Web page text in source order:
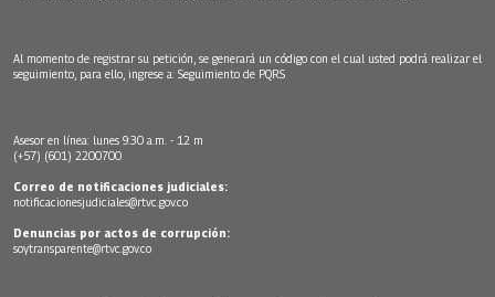
Al momento de registrar su petición, se generará un código con el cual usted podrá realizar el
seguimiento, para ello, ingrese a: Seguimiento de PQRS
Asesor en línea: lunes 9:30 a.m. - 12 m
(+57) (601) 2200700
Correo de notificaciones judiciales:
notificacionesjudiciales@rtvc.gov.co
Denuncias por actos de corrupción:
soytransparente@rtvc.gov.co